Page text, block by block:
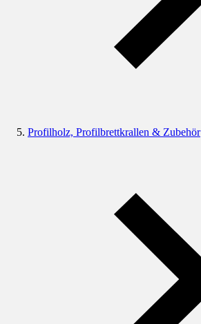
Profilholz, Profilbrettkrallen & Zubehör